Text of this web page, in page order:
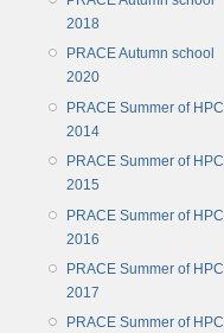
2018
PRACE Autumn school
2020
PRACE Summer of HPC
2014
PRACE Summer of HPC
2015
PRACE Summer of HPC
2016
PRACE Summer of HPC
2017
PRACE Summer of HPC